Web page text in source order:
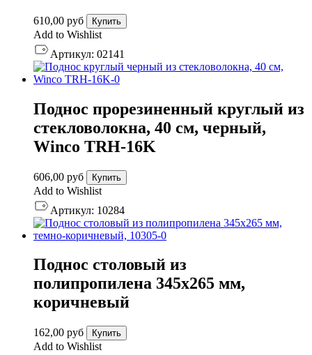
610,00 руб Купить
Add to Wishlist
Артикул: 02141
Поднос прорезиненный круглый из
стекловолокна, 40 см, черный,
Winco TRH-16K
606,00 руб Купить
Add to Wishlist
Артикул: 10284
Поднос столовый из
полипропилена 345х265 мм,
коричневый
162,00 руб Купить
Add to Wishlist